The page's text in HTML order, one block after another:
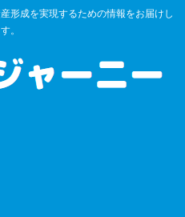
形成を実現するための情報をお届けし
。